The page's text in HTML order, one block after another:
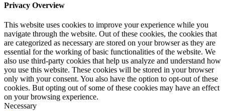
Privacy Overview
This website uses cookies to improve your experience while you
navigate through the website. Out of these cookies, the cookies that
are categorized as necessary are stored on your browser as they are
essential for the working of basic functionalities of the website. We
also use third-party cookies that help us analyze and understand how
you use this website. These cookies will be stored in your browser
only with your consent. You also have the option to opt-out of these
cookies. But opting out of some of these cookies may have an effect
on your browsing experience.
Necessary